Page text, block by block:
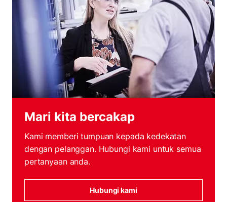
Mari kita bercakap
Kami memberi tumpuan kepada kedekatan
dengan pelanggan. Hubungi kami untuk semua
pertanyaan anda.
Hubungi kami